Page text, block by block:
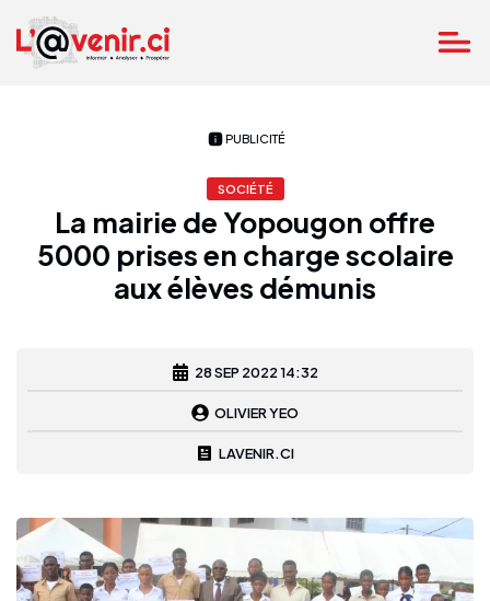
PUBLICITÉ
SOCIÉTÉ
La mairie de Yopougon offre
5000 prises en charge scolaire
aux élèves démunis
28 SEP 2022 14:32
OLIVIER YEO
LAVENIR.CI